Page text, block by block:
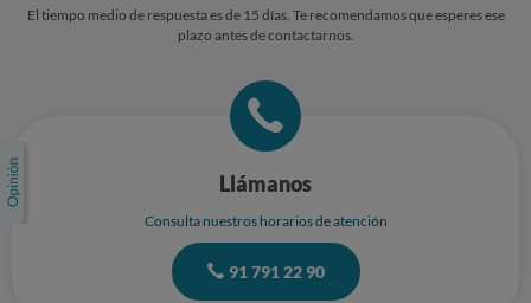
El tiempo medio de respuesta es de 15 días. Te recomendamos que esperes ese
plazo antes de contactarnos.
Llámanos
Consulta nuestros horarios de atención
91 791 22 90